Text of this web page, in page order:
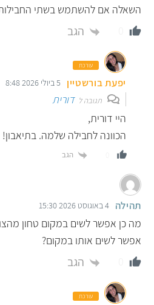
השאלה אם להשתמש בשתי החבילות
הגב
עורכת
יפעת בורשטיין 5 ביולי 2026 8:48
תגובה לדורית
היי דורית,
הכוונה לחבילה שלמה. בתיאבון!
הגב
תהילה 4 באוגוסט 2026 15:30
מה כן אפשר לשים במקום טחון
אפשר לשים אותו במקום?
הגב
עורכת